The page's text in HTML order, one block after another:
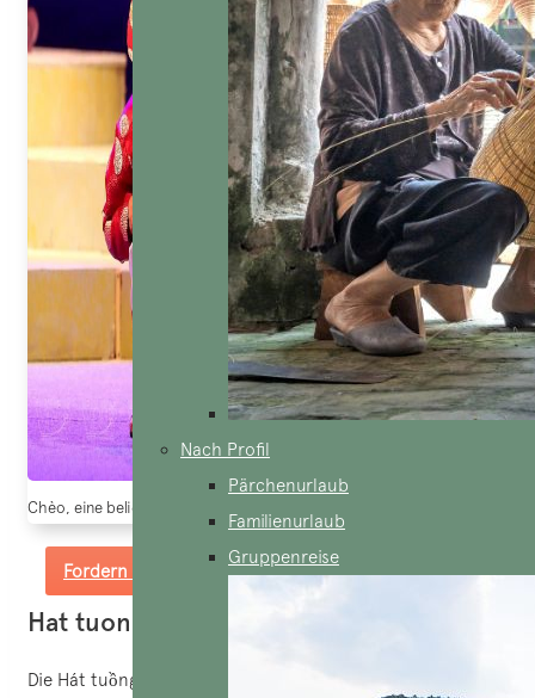
Nach Profil
Pärchenurlaub
Familienurlaub
Gruppenreise
Chèo, eine beliebte volkskunstform in Vietnam (Quelle: Bao anh viet nam)
Fordern Sie ein maßgeschneidertes Angebot an
Hat tuong
Die Hát tuồng, eine alte traditionelle vietnamesische